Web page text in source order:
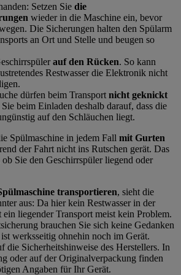
Setzen Sie die
wieder in die Maschine ein, bevor
Die Sicherungen halten den Spülarm
an Ort und Stelle und beugen so
auf den Rücken. So kann
Restwasser die Elektronik nicht
dürfen beim Transport nicht geknickt
beim Einladen deshalb darauf, dass die
auf den Schläuchen liegt.
Spülmaschine in jedem Fall mit Gurten
der Fahrt nicht ins Rutschen gerät. Das
Sie den Geschirrspüler liegend oder
transportieren, sieht die
aus: Da hier kein Restwasser in der
liegender Transport meist kein Problem.
brauchen Sie sich keine Gedanken
werksseitig ohnehin noch im Gerät.
die Sicherheitshinweise des Herstellers. In
oder auf der Originalverpackung finden
Angaben für Ihr Gerät.